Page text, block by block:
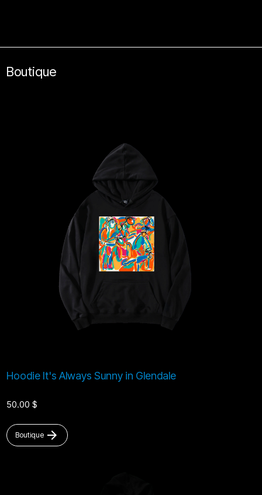
Boutique
Hoodie It's Always Sunny in Glendale
50.00 $
Boutique arrow_forward